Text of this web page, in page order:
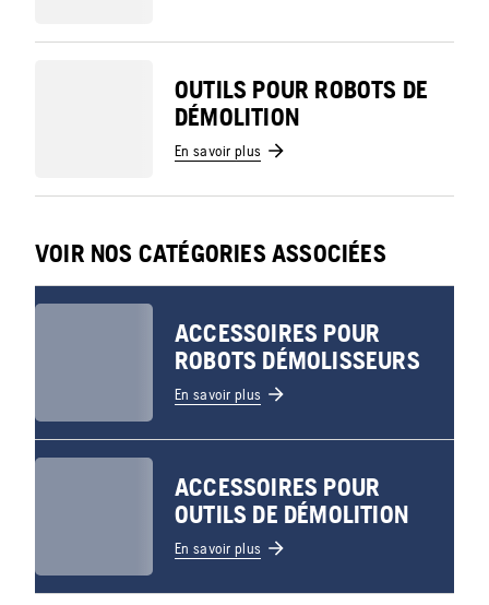
OUTILS POUR ROBOTS DE
DÉMOLITION
En savoir plus
VOIR NOS CATÉGORIES ASSOCIÉES
ACCESSOIRES POUR
ROBOTS DÉMOLISSEURS
En savoir plus
ACCESSOIRES POUR
OUTILS DE DÉMOLITION
En savoir plus